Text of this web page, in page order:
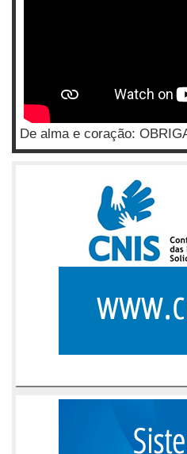
De alma e coração: